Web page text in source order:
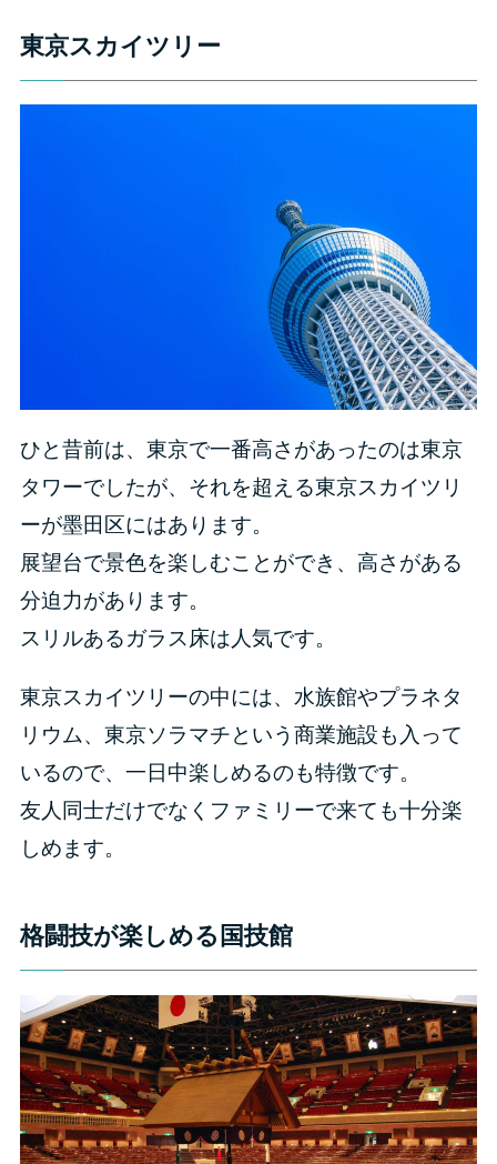
東京スカイツリー
ひと昔前は、東京で一番高さがあったのは東京
タワーでしたが、それを超える東京スカイツリ
ーが墨田区にはあります。
展望台で景色を楽しむことができ、高さがある
分迫力があります。
スリルあるガラス床は人気です。
東京スカイツリーの中には、水族館やプラネタ
リウム、東京ソラマチという商業施設も入って
いるので、一日中楽しめるのも特徴です。
友人同士だけでなくファミリーで来ても十分楽
しめます。
格闘技が楽しめる国技館